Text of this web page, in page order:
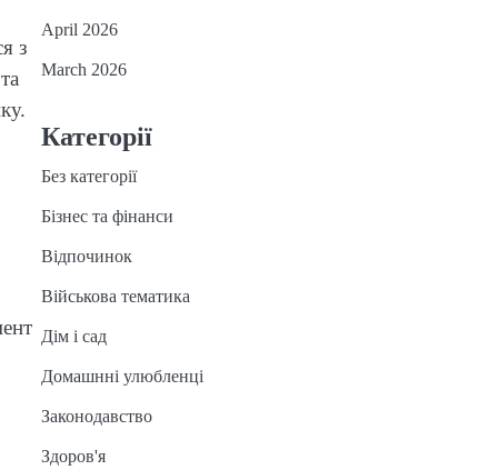
з
April 2026
March 2026
Категорії
Без категорії
Бізнес та фінанси
Відпочинок
Військова тематика
Дім і сад
Домашнні улюбленці
Законодавство
Здоров'я